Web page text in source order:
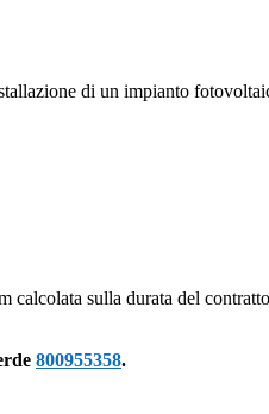
di un impianto
calcolata sulla durata del
800955358.